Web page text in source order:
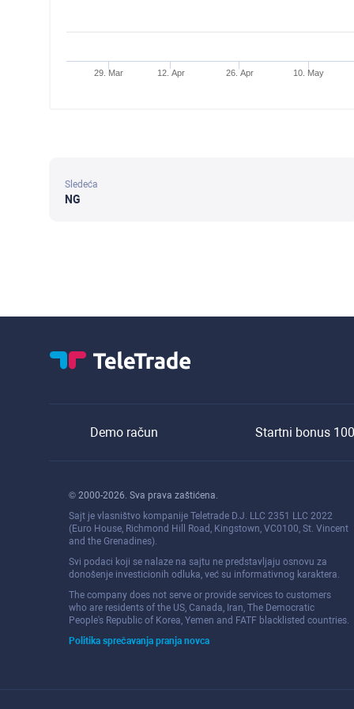
29. Mar 12. Apr 26. Apr 10. May
Sledeća
NG
Demo račun Startni bonus
© 2000-2026. Sva prava zaštićena.
Sajt je vlasništvo kompanije Teletrade D.J. LLC 2351 LLC 2022
(Euro House, Richmond Hill Road, Kingstown, VC0100, St. Vincent
and the Grenadines).
Svi podaci koji se nalaze na sajtu ne predstavljaju osnovu za
donošenje investicionih odluka, već su informativnog karaktera.
The company does not serve or provide services to customers
who are residents of the US, Canada, Iran, The Democratic
People's Republic of Korea, Yemen and FATF blacklisted countries.
Politika sprečavanja pranja novca